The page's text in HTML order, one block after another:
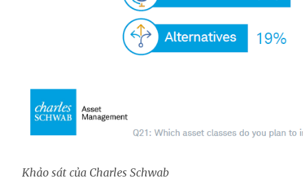
Khảo sát của Charles Schwab